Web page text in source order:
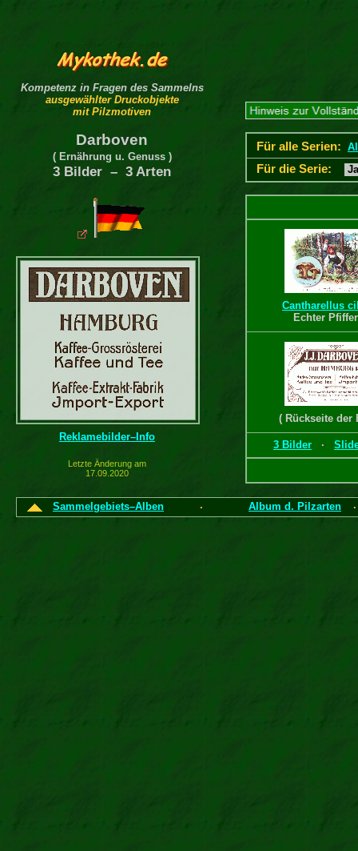
Kompetenz in Fragen des Sammelns
ausgewählter Druckobjekte
mit Pilzmotiven
Darboven
( Ernährung u. Genuss )
3 Bilder – 3 Arten
Reklamebilder–Info
Letzte Änderung am
17.09.2020
Für alle Serien:
Für die Serie:
Cantharellus
Echter
( Rückseite der
3 Bilder ·
Sammelgebiets–Alben · Album d. Pilzarten